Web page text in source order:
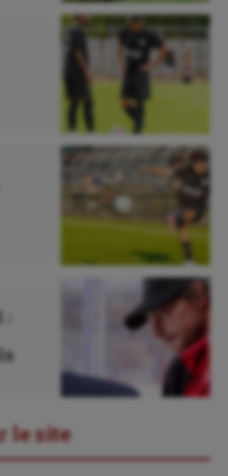
le site